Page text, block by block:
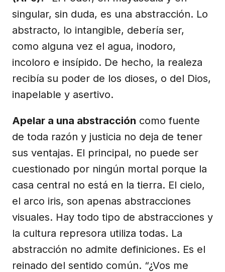
singular, sin duda, es una abstracción. Lo
abstracto, lo intangible, debería ser,
como alguna vez el agua, inodoro,
incoloro e insípido. De hecho, la realeza
recibía su poder de los dioses, o del Dios,
inapelable y asertivo.
Apelar a una abstracción como fuente
de toda razón y justicia no deja de tener
sus ventajas. El principal, no puede ser
cuestionado por ningún mortal porque la
casa central no está en la tierra. El cielo,
el arco iris, son apenas abstracciones
visuales. Hay todo tipo de abstracciones y
la cultura represora utiliza todas. La
abstracción no admite definiciones. Es el
reinado del sentido común. “¿Vos me